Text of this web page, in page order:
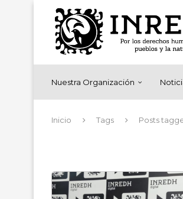
Nuestra Organización
Inicio Tags Posts